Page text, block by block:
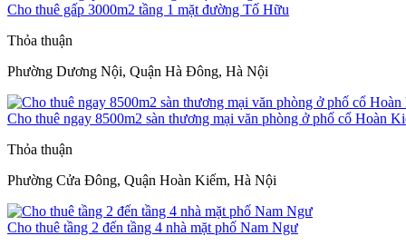
Cho thuê gấp 3000m2 tầng 1 mặt đường Tố Hữu
Thỏa thuận
Phường Dương Nội, Quận Hà Đông, Hà Nội
Cho thuê ngay 8500m2 sàn thương mại văn phòng ở phố cổ Hoàn
Thỏa thuận
Phường Cửa Đông, Quận Hoàn Kiếm, Hà Nội
Cho thuê tầng 2 đến tầng 4 nhà mặt phố Nam Ngư